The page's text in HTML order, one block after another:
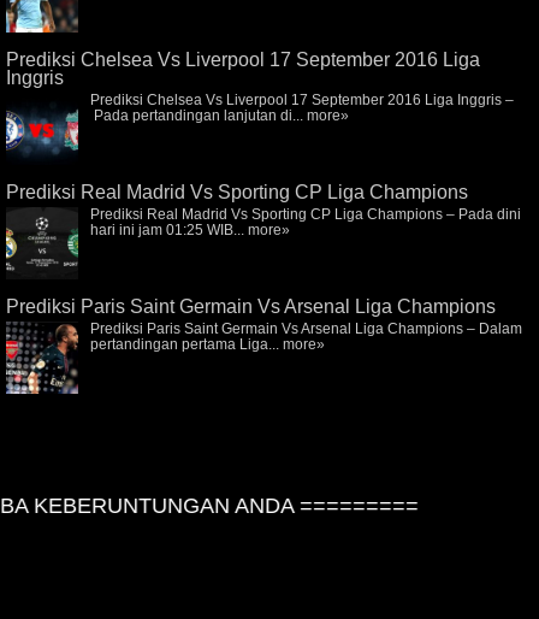
Prediksi Chelsea Vs Liverpool 17 September 2016 Liga
Inggris
Prediksi Chelsea Vs Liverpool 17 September 2016 Liga Inggris –
Pada pertandingan lanjutan di... more»
Prediksi Real Madrid Vs Sporting CP Liga Champions
Prediksi Real Madrid Vs Sporting CP Liga Champions – Pada dini
hari ini jam 01:25 WIB... more»
Prediksi Paris Saint Germain Vs Arsenal Liga Champions
Prediksi Paris Saint Germain Vs Arsenal Liga Champions – Dalam
pertandingan pertama Liga... more»
KEBERUNTUNGAN ANDA =========